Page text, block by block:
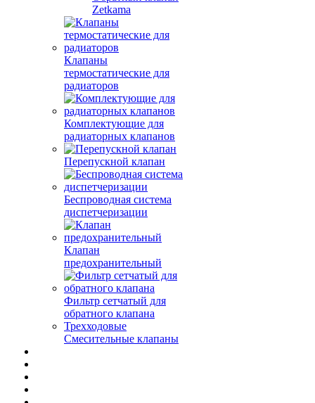
Zetkama
Клапаны
термостатические для
радиаторов
Комплектующие для
радиаторных клапанов
Перепускной клапан
Беспроводная система
диспетчеризации
Клапан
предохранительный
Фильтр сетчатый для
обратного клапана
Трехходовые
Смесительные клапаны